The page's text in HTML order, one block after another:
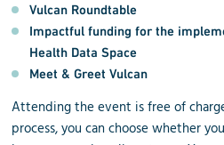
Vulcan Roundtable
Impactful funding for the
Health Data Space
Meet & Greet Vulcan
Attending the event is free of
process, you can choose whether